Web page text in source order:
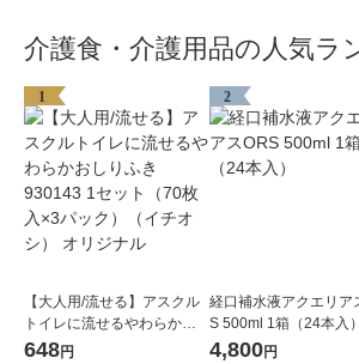
介護食・介護用品の人気ラ
1
【大人用/流せる】アスクル
トイレに流せるやわらかお
しりふき 930143 1セット
648円
2
経口補水液アクエリア
S 500ml 1箱（24本入）
4,800円